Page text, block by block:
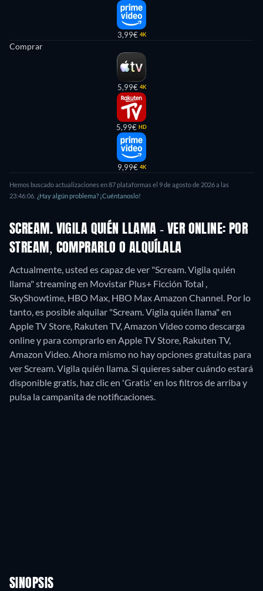
3,99€ 4K
Comprar
5,99€ 4K
5,99€ HD
9,99€ 4K
Hemos buscado actualizaciones en87plataformas el 9 de agosto de 2026a las
23:46:06 ¿Hay algún problema? ¡Cuéntanoslo!
SCREAM. VIGILA QUIÉN LLAMA - VER ONLINE: POR
STREAM, COMPRARLO O ALQUÍLALA
Actualmente, usted es capaz de ver "Scream. Vigila quién
llama" streaming en Movistar Plus+ Ficción Total ,
SkyShowtime, HBO Max, HBO Max Amazon Channel. Por lo
tanto, es posible alquilar "Scream. Vigila quién llama" en
Apple TV Store, Rakuten TV, Amazon Video como descarga
online y para comprarlo en Apple TV Store, Rakuten TV,
Amazon Video.Ahora mismo no hay opciones gratuitas para
ver Scream. Vigila quién llama. Si quieres saber cuándo estará
disponible gratis, haz clic en 'Gratis' en los filtros de arriba y
pulsa la campanita de notificaciones.
SINOPSIS